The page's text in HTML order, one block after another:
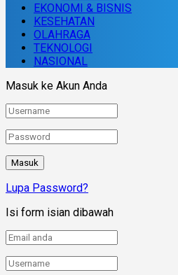
EKONOMI & BISNIS
KESEHATAN
OLAHRAGA
TEKNOLOGI
NASIONAL
Masuk ke Akun Anda
Lupa Password?
Isi form isian dibawah